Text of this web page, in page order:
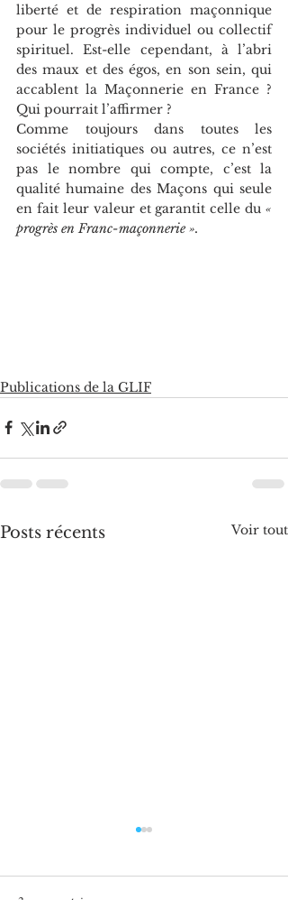
liberté et de respiration maçonnique
pour le progrès individuel ou collectif
spirituel. Est-elle cependant, à l’abri
des maux et des égos, en son sein, qui
accablent la Maçonnerie en France ?
Qui pourrait l’affirmer ?
Comme toujours dans toutes les
sociétés initiatiques ou autres, ce n’est
pas le nombre qui compte, c’est la
qualité humaine des Maçons qui seule
en fait leur valeur et garantit celle du «
progrès en Franc-maçonnerie ».
Publications de la GLIF
Posts récents Voir tout